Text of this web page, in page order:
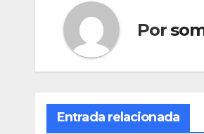
Por
Entrada relacionada